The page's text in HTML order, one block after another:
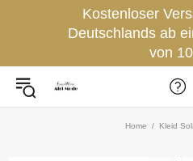
Kostenloser
Deutschlands ab
von
Home Kleid